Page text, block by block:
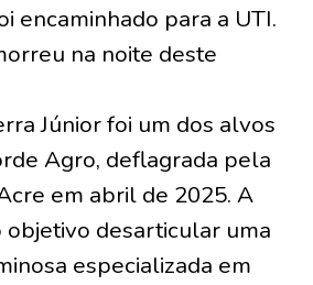
encaminhado para a UTI.
na noite deste
Júnior foi um dos alvos
Agro, deflagrada pela
em abril de 2025. A
objetivo desarticular uma
especializada em